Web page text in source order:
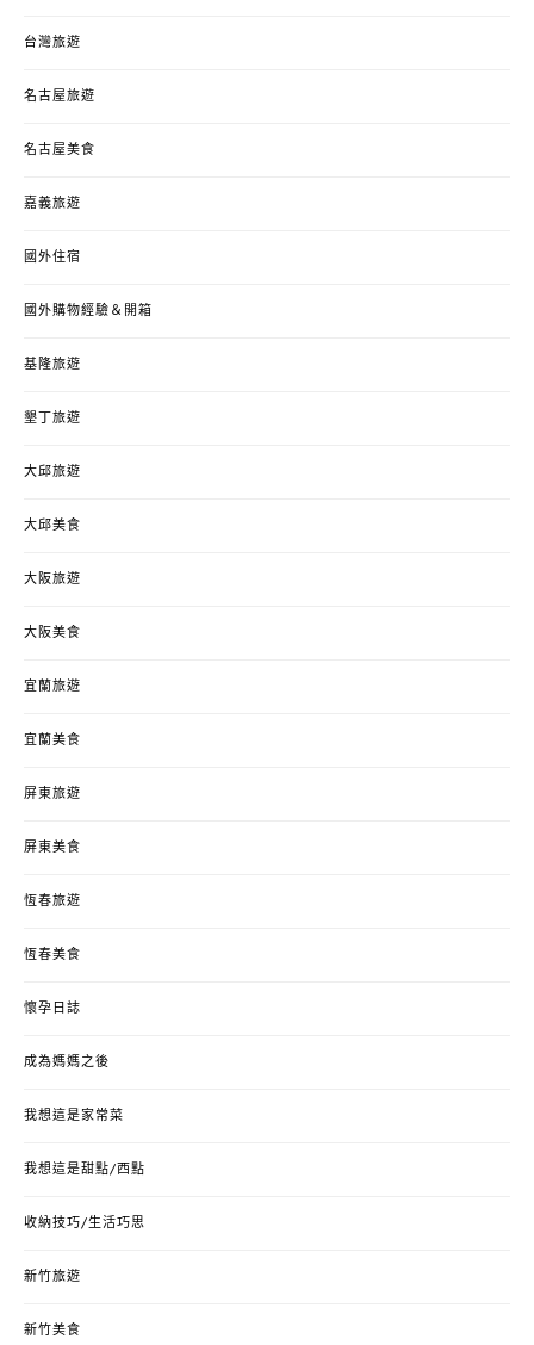
台灣旅遊
名古屋旅遊
名古屋美食
嘉義旅遊
國外住宿
國外購物經驗＆開箱
基隆旅遊
墾丁旅遊
大邱旅遊
大邱美食
大阪旅遊
大阪美食
宜蘭旅遊
宜蘭美食
屏東旅遊
屏東美食
恆春旅遊
恆春美食
懷孕日誌
成為媽媽之後
我想這是家常菜
我想這是甜點/西點
收納技巧/生活巧思
新竹旅遊
新竹美食